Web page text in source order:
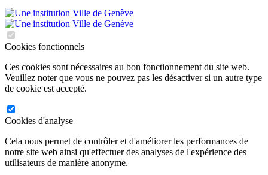
Cookies fonctionnels
Ces cookies sont nécessaires au bon fonctionnement du site web.
Veuillez noter que vous ne pouvez pas les désactiver si un autre type
de cookie est accepté.
Cookies d'analyse
Cela nous permet de contrôler et d'améliorer les performances de
notre site web ainsi qu'effectuer des analyses de l'expérience des
utilisateurs de manière anonyme.